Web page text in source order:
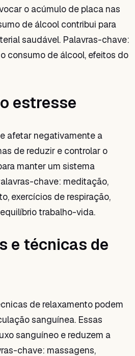
o acúmulo de placa nas
de álcool contribui para
saudável. Palavras-chave:
consumo de álcool, efeitos do
estresse
afetar negativamente a
de reduzir e controlar o
manter um sistema
chave: meditação,
exercícios de respiração,
trabalho-vida.
e técnicas de
de relaxamento podem
sanguínea. Essas
sanguíneo e reduzem a
chave: massagens,